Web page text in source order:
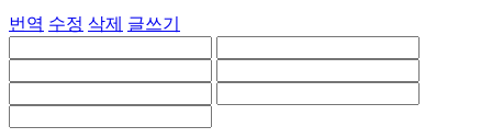
번역 수정 삭제 글쓰기